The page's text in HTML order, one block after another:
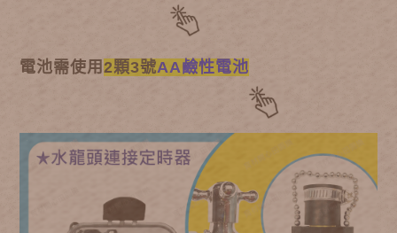
電池需使用2顆3號AA鹼性電池